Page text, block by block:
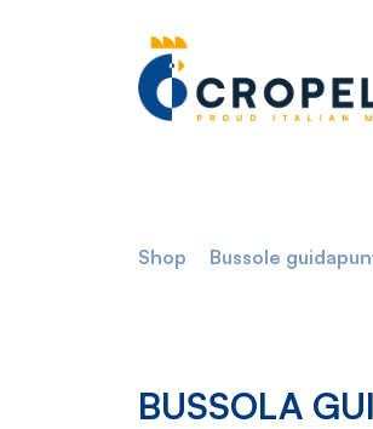
Shop Bussole
BUSSOLA